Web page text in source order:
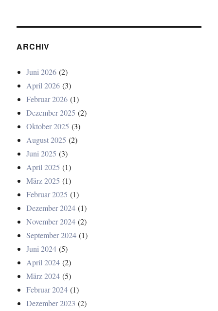
ARCHIV
Juni 2026 (2)
April 2026 (3)
Februar 2026 (1)
Dezember 2025 (2)
Oktober 2025 (3)
August 2025 (2)
Juni 2025 (3)
April 2025 (1)
März 2025 (1)
Februar 2025 (1)
Dezember 2024 (1)
November 2024 (2)
September 2024 (1)
Juni 2024 (5)
April 2024 (2)
März 2024 (5)
Februar 2024 (1)
Dezember 2023 (2)